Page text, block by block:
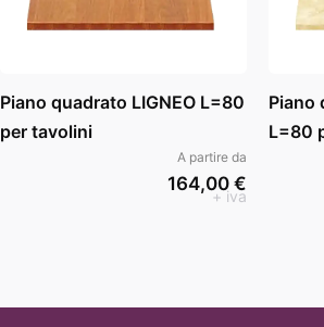
Piano quadrato LIGNEO L=80
per tavolini
A partire da
164,00 €
+ iva
Piano
L=80